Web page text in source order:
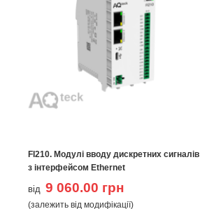
FI210. Модулі вводу дискретних сигналів
з інтерфейсом Ethernet
від 9 060.00 грн
(залежить від модифікації)